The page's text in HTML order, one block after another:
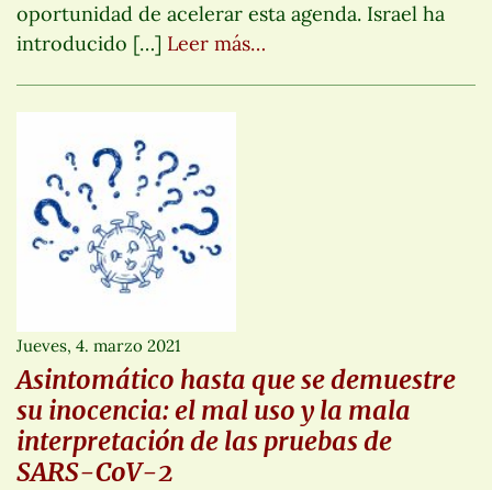
oportunidad de acelerar esta agenda. Israel ha
introducido […] Leer más…
Jueves, 4. marzo 2021
Asintomático hasta que se demuestre
su inocencia: el mal uso y la mala
interpretación de las pruebas de
SARS-CoV-2